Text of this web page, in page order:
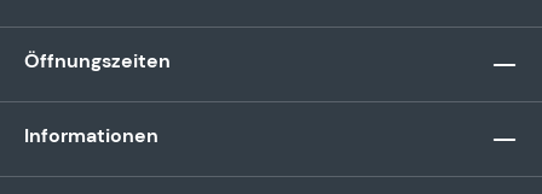
Öffnungszeiten
Informationen